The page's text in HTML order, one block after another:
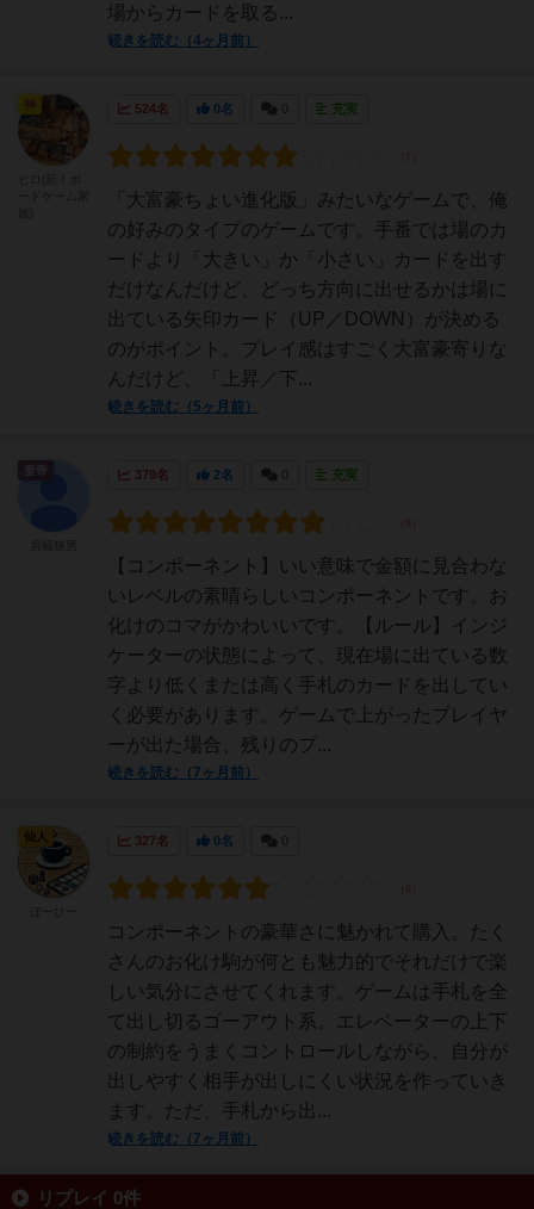
場からカードを取る...
続きを読む（4ヶ月前）
524名 0名 充実
「大富豪ちょい進化版」みたいなゲームで、俺
の好みのタイプのゲームです。手番では場のカ
ードより「大きい」か「小さい」カードを出す
だけなんだけど、どっち方向に出せるかは場に
出ている矢印カード（UP／DOWN）が決める
のがポイント。プレイ感はすごく大富豪寄りな
んだけど、「上昇／下...
続きを読む（5ヶ月前）
神
379名 2名 充実
【コンポーネント】いい意味で金額に見合わな
いレベルの素晴らしいコンポーネントです。お
化けのコマがかわいいです。【ルール】インジ
ケーターの状態によって、現在場に出ている数
字より低くまたは高く手札のカードを出してい
く必要があります。ゲームで上がったプレイヤ
ーが出た場合、残りのプ...
続きを読む（7ヶ月前）
327名 0名
コンポーネントの豪華さに魅かれて購入。たく
さんのお化け駒が何とも魅力的でそれだけで楽
しい気分にさせてくれます。ゲームは手札を全
て出し切るゴーアウト系。エレベーターの上下
の制約をうまくコントロールしながら、自分が
出しやすく相手が出しにくい状況を作っていき
ます。ただ、手札から出...
続きを読む（7ヶ月前）
仙人
リプレイ 0件